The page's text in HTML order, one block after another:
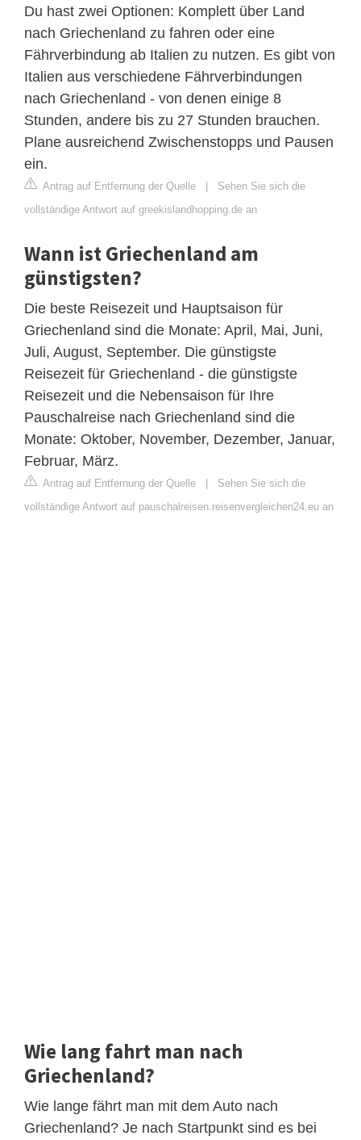
Du hast zwei Optionen: Komplett über Land
nach Griechenland zu fahren oder eine
Fährverbindung ab Italien zu nutzen. Es gibt von
Italien aus verschiedene Fährverbindungen
nach Griechenland - von denen einige 8
Stunden, andere bis zu 27 Stunden brauchen.
Plane ausreichend Zwischenstopps und Pausen
ein.
Antrag auf Entfernung der Quelle | Sehen Sie sich die
vollständige Antwort auf greekislandhopping.de an
Wann ist Griechenland am
günstigsten?
Die beste Reisezeit und Hauptsaison für
Griechenland sind die Monate: April, Mai, Juni,
Juli, August, September. Die günstigste
Reisezeit für Griechenland - die günstigste
Reisezeit und die Nebensaison für Ihre
Pauschalreise nach Griechenland sind die
Monate: Oktober, November, Dezember, Januar,
Februar, März.
Antrag auf Entfernung der Quelle | Sehen Sie sich die
vollständige Antwort auf pauschalreisen.reisenvergleichen24.eu an
Wie lang fahrt man nach
Griechenland?
Wie lange fährt man mit dem Auto nach
Griechenland? Je nach Startpunkt sind es bei